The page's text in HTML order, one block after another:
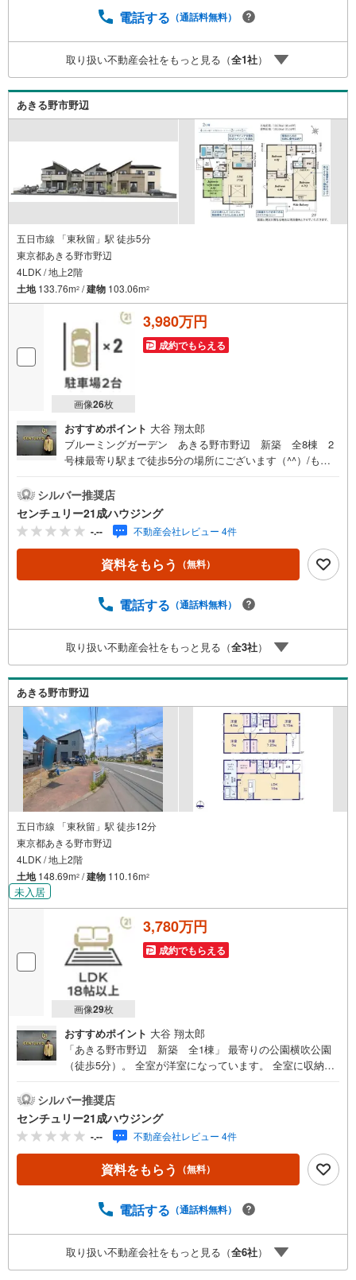
ネットに掲載できない物件も多数ございますので、こちら
れていない物件に関しまして、希望があれば写真データだ
けお届けすることも可能です。遠方の方など写真が見たい
方はお申し付けください。
電話する （通話料無料）
取り扱い不動産会社をもっと見る（全1社）
あきる野市野辺
五日市線 「東秋留」駅 徒歩5分
東京都あきる野市野辺
4LDK / 地上2階
土地133.76m2 /建物 103.06m2
画像26枚
3,980万円
成約でもらえる
おすすめポイント 大谷 翔太郎
ブルーミングガーデン あきる野市野辺 新築 全8棟 2
号棟最寄り駅まで徒歩5分の場所にございます（^^）/もし
件！住宅性能表示W取得！センチュリー21成ハウジングで
は、武蔵村山市をはじめ、立川市・昭島市・東大和市・瑞
穂町・羽村市・あきる野市・福生市など周辺の地域も情報
が盛りだくさん。ネットに掲載できない物件も多数ござい
ますので、こちらの物件と一緒にご紹介させていただきま
す。写真がまだ撮れていない物件に関しまして、希望があ
など写真が見たい方はお申し付けください。お気軽にお問
シルバー推奨店
センチュリー21成ハウジング
-.-- 不動産会社レビュー 4件
資料をもらう （無料）
電話する （通話料無料）
取り扱い不動産会社をもっと見る（全3社）
あきる野市野辺
五日市線 「東秋留」駅 徒歩12分
東京都あきる野市野辺
4LDK / 地上2階
土地148.69m2 /建物 110.16m2
未入居
画像29枚
3,780万円
成約でもらえる
おすすめポイント 大谷 翔太郎
「あきる野市野辺 新築 全1棟」 最寄りの公園横吹公園
（徒歩5分）。 全室が洋室になっています。 全室に収納ス
使い勝手のいいシステムキッチンを選んでみませんか。 独
立洗面所のある物件です。 あきる野市でステキな生活を送
るために、 センチュリー21成ハウジングのスタッフが 不
動産探しをサポートさせていただきます（^o^） センチュ
リー21成ハウジングでは、武蔵村山市をはじめ、立川市・
昭島市・東大和市・瑞穂町・羽村市・あきる野市・福生市
ない物件も多数ございますので、こちらの物件と一緒にご
関しまして、希望があれば写真データだけお届けすること
も可能です。遠方の方など写真が見たい方はお申し付けく
ださい。
シルバー推奨店
センチュリー21成ハウジング
-.-- 不動産会社レビュー 4件
資料をもらう （無料）
電話する （通話料無料）
取り扱い不動産会社をもっと見る（全6社）